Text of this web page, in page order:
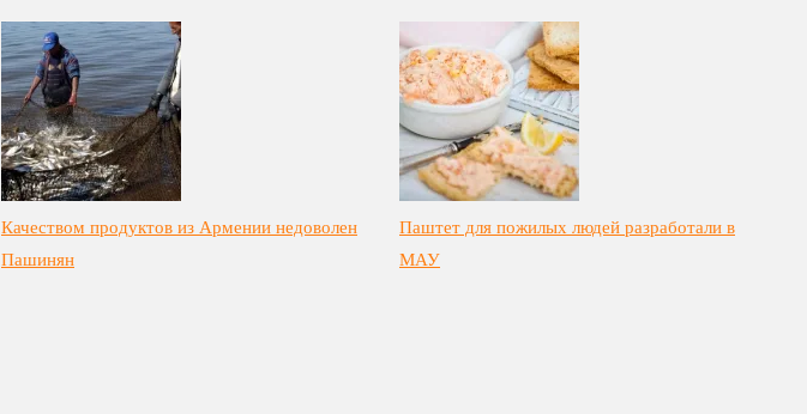
Качеством продуктов из Армении недоволен
Пашинян
Паштет для пожилых людей разработали в
МАУ